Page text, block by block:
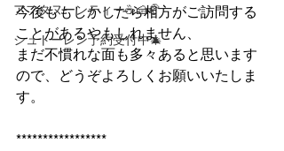
アフタヌーンティー☕🍰🥐
シュトーレン予約受付中🎄
今後ももしかしたら相方がご訪問する
ことがあるやもしれません、
まだ不慣れな面も多々あると思います
ので、どうぞよろしくお願いいたしま
す。
*****************